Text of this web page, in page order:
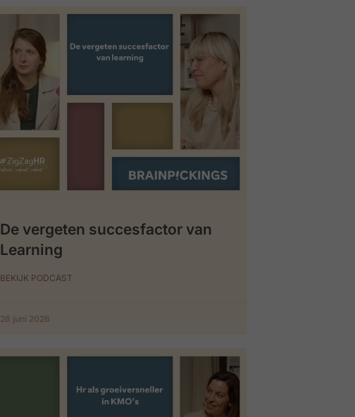
De vergeten succesfactor van
Learning
BEKIJK PODCAST
26 juni 2026